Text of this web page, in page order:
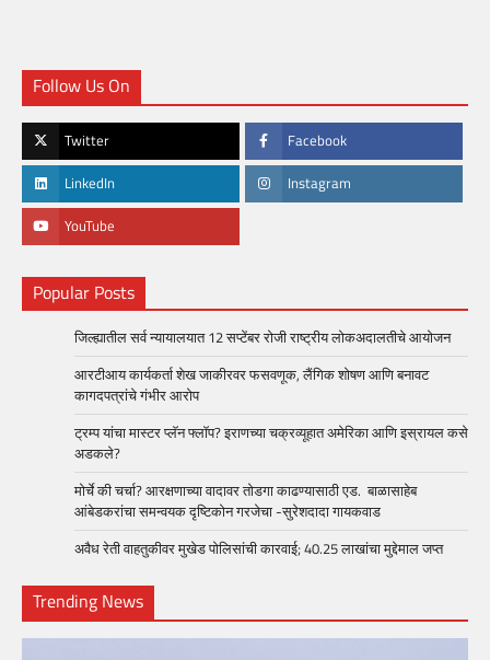
Follow Us On
Twitter Facebook
LinkedIn Instagram
YouTube
Popular Posts
जिल्ह्यातील सर्व न्यायालयात 12 सप्टेंबर रोजी राष्ट्रीय लोकअदालतीचे आयोजन
आरटीआय कार्यकर्ता शेख जाकीरवर फसवणूक, लैंगिक शोषण आणि बनावट
कागदपत्रांचे गंभीर आरोप
ट्रम्प यांचा मास्टर प्लॅन फ्लॉप? इराणच्या चक्रव्यूहात अमेरिका आणि इस्रायल कसे
अडकले?
मोर्चे की चर्चा? आरक्षणाच्या वादावर तोडगा काढण्यासाठी एड. बाळासाहेब
आंबेडकरांचा समन्वयक दृष्टिकोन गरजेचा -सुरेशदादा गायकवाड
अवैध रेती वाहतुकीवर मुखेड पोलिसांची कारवाई; 40.25 लाखांचा मुद्देमाल जप्त
Trending News